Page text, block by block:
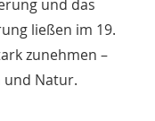
und das
ließen im 19.
zunehmen –
und Natur.